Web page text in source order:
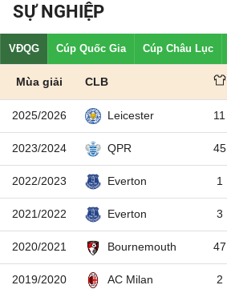
SỰ NGHIỆP
VĐQG Cúp Quốc Gia Cúp Châu Lục
Mùa giải CLB
2025/2026 Leicester 11
2023/2024 QPR 45
2022/2023 Everton 1
2021/2022 Everton 3
2020/2021 Bournemouth 47
2019/2020 AC Milan 2